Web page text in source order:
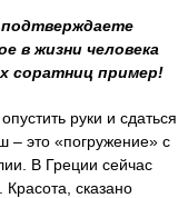
в жизни человека
соратниц пример!
руки и сдаться
– это «погружение» с
В Греции сейчас
сказано